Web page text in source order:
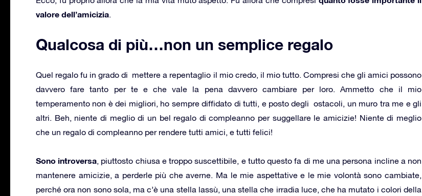
valore dell’amicizia.
Qualcosa di più…non un semplice regalo
Quel regalo fu in grado di mettere a repentaglio il mio credo, il mio tutto. Compresi che gli amici possono
davvero fare tanto per te e che vale la pena davvero cambiare per loro. Ammetto che il mio
temperamento non è dei migliori, ho sempre diffidato di tutti, e posto degli ostacoli, un muro tra me e gli
altri. Beh, niente di meglio di un bel regalo di compleanno per suggellare le amicizie! Niente di meglio
che un regalo di compleanno per rendere tutti amici, e tutti felici!
Sono introversa, piuttosto chiusa e troppo suscettibile, e tutto questo fa di me una persona incline a non
mantenere amicizie, a perderle più che averne. Ma le mie aspettative e le mie volontà sono cambiate,
perché ora non sono sola, ma c’è una stella lassù, una stella che irradia luce, che ha mutato i colori della